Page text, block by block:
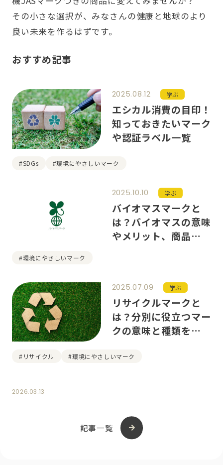
その小さな選択が、みなさんの健康と地球のより
良い未来を作るはずです。
おすすめ記事
学ぶ
2025.08.12
エシカル消費の目印！
知っておきたいマーク
や認証ラベル一覧
#SDGs #環境にやさしいマーク
学ぶ
2025.10.10
バイオマスマークと
は？バイオマスの意味
やメリット、商品例を
#環境にやさしいマーク
学ぶ
2025.07.09
リサイクルマークと
は？分別に役立つマー
クの意味と種類を解
#リサイクル #環境にやさしいマーク
2026.03.13
記事一覧